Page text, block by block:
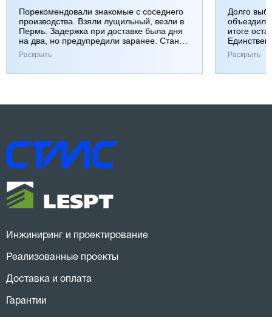
Порекомендовали знакомые с соседнего
производства. Взяли лущильный, везли в
Пермь. Задержка при доставке была дня
на два, но предупредили заранее. Станок
работает хорошо, к качеству вопросов нет.
Раскрыть
Долго
итоге
Раскрыть
Инжиниринг и проектирование
Реализованные проекты
Доставка и оплата
Гарантии